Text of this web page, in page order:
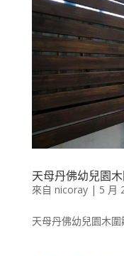
天母丹佛幼兒園
來自 nicoray| 5 月
天母丹佛幼兒園木圍